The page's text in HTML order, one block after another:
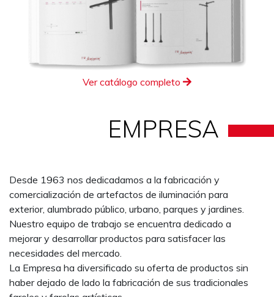
Ver catálogo completo
EMPRESA
Desde 1963 nos dedicadamos a la fabricación y
comercialización de artefactos de iluminación para
exterior, alumbrado público, urbano, parques y jardines.
Nuestro equipo de trabajo se encuentra dedicado a
mejorar y desarrollar productos para satisfacer las
necesidades del mercado.
La Empresa ha diversificado su oferta de productos sin
haber dejado de lado la fabricación de sus tradicionales